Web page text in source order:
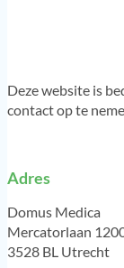
Deze website is
contact op te
Adres
Domus Medica
Mercatorlaan
3528 BL Utrecht